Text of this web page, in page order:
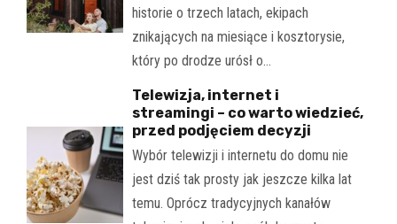
historie o trzech latach, ekipach
znikających na miesiące i kosztorysie,
który po drodze urósł o…
Telewizja, internet i
streamingi – co warto wiedzieć,
przed podjęciem decyzji
Wybór telewizji i internetu do domu nie
jest dziś tak prosty jak jeszcze kilka lat
temu. Oprócz tradycyjnych kanałów